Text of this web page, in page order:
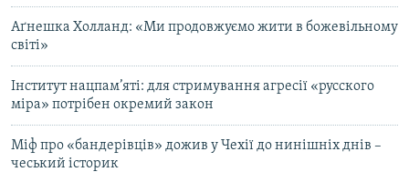
Аґнешка Холланд: «Ми продовжуємо жити в божевільному
світі»
Інститут нацпам’яті: для стримування агресії «русского
міра» потрібен окремий закон
Міф про «бандерівців» дожив у Чехії до нинішніх днів –
чеський історик